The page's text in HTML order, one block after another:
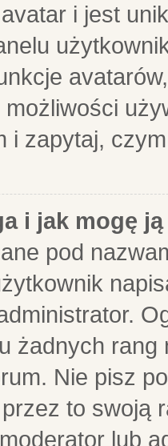
i jest
i zapytaj,
i jak mogę
pod
żadnych
Nie pisz
to swoją
lub